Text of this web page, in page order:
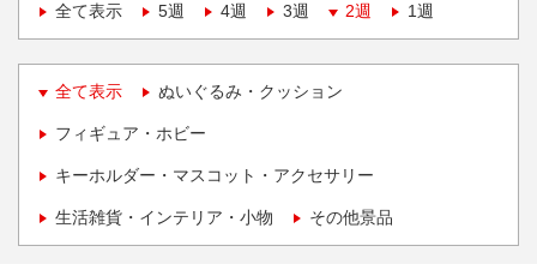
全て表示
5週 4週 3週 2週 1週
全て表示 ぬいぐるみ・クッション
フィギュア・ホビー
キーホルダー・マスコット・アクセサリー
生活雑貨・インテリア・小物 その他景品